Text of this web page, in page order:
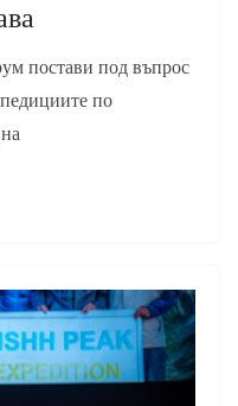
постави под въпрос
по